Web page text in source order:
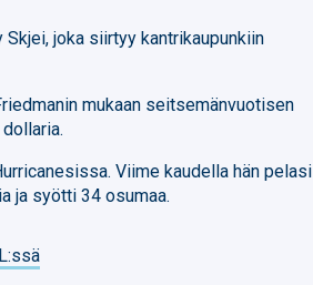
joka siirtyy kantrikaupunkiin
mukaan seitsemänvuotisen
Viime kaudella hän pelasi
ja syötti 34 osumaa.